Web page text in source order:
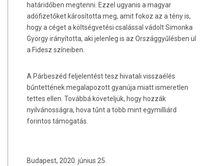
határidőben megtenni. Ezzel ugyanis a magyar
adófizetőket károsította meg, amit fokoz az a tény is,
hogy a céget a költségvetési csalással vádolt Simonka
György irányította, aki jelenleg is az Országgyűlésben ül
a Fidesz színeiben.
A Párbeszéd feljelentést tesz hivatali visszaélés
bűntettének megalapozott gyanúja miatt ismeretlen
tettes ellen. Továbbá követeljük, hogy hozzák
nyilvánosságra, hova tűnt a több mint egymilliárd
forintos támogatás.
Budapest, 2020. június 25.